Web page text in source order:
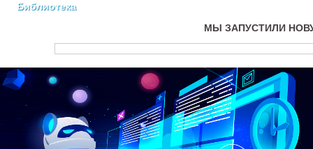
Библиотека
МЫ ЗАПУСТИЛИ